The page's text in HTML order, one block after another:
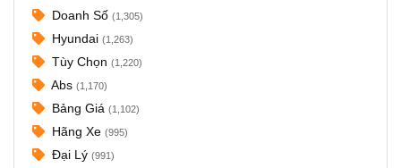
Doanh Số (1,305)
Hyundai (1,263)
Tùy Chọn (1,220)
Abs (1,170)
Bảng Giá (1,102)
Hãng Xe (995)
Đại Lý (991)